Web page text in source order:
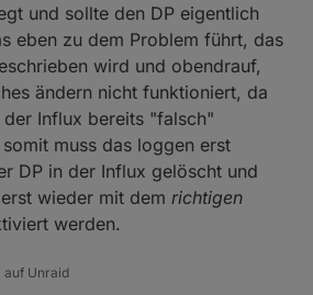
und sollte den DP eigentlich
eben zu dem Problem führt, das
wird und obendrauf,
ändern nicht funktioniert, da
Influx bereits "falsch"
muss das loggen erst
DP in der Influx gelöscht und
wieder mit dem richtigen
werden.
auf Unraid